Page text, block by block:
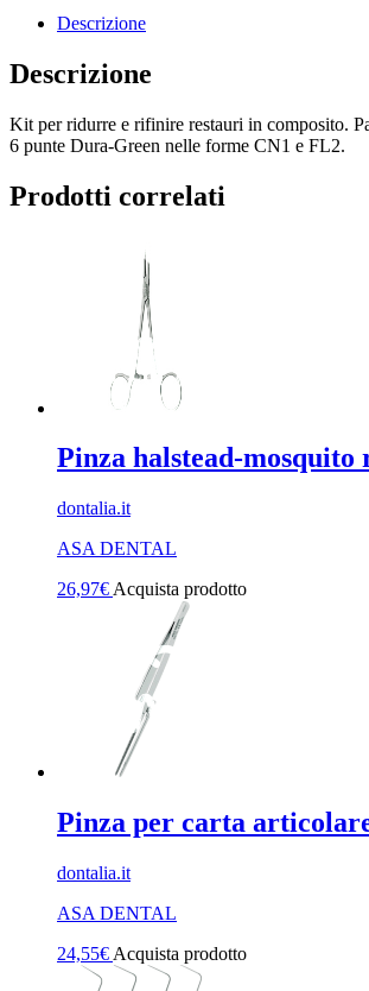
Descrizione
Descrizione
Kit per ridurre e rifinire restauri in composito.
6 punte Dura-Green nelle forme CN1 e FL2.
Prodotti correlati
Pinza halstead-mosquito
dontalia.it
ASA DENTAL
26,97€ Acquista prodotto
Pinza per carta
dontalia.it
ASA DENTAL
24,55€ Acquista prodotto